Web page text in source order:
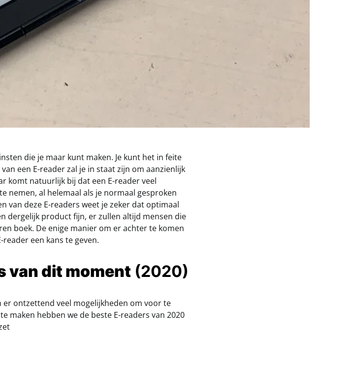
die je maar kunt maken. Je kunt het in feite
een E-reader zal je in staat zijn om aanzienlijk
komt natuurlijk bij dat een E-reader veel
nemen, al helemaal als je normaal gesproken
van deze E-readers weet je zeker dat optimaal
dergelijk product fijn, er zullen altijd mensen die
boek. De enige manier om er achter te komen
een kans te geven.
van dit moment (2020)
er ontzettend veel mogelijkheden om voor te
maken hebben we de beste E-readers van 2020